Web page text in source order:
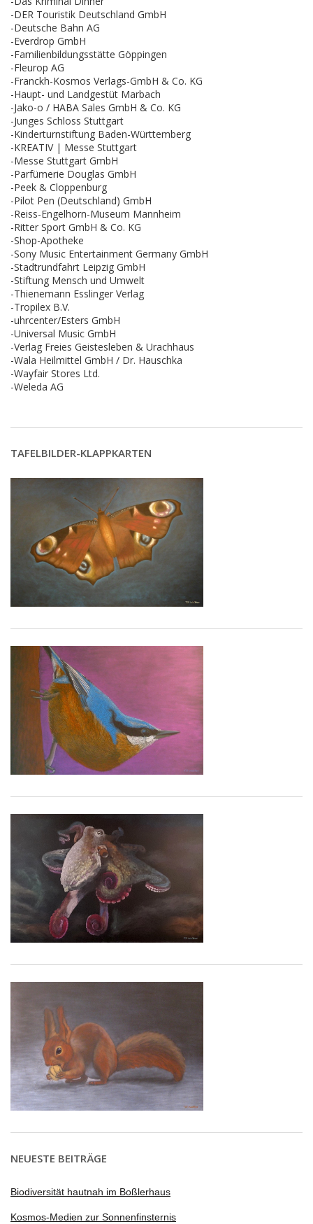
-DER Touristik Deutschland GmbH
-Deutsche Bahn AG
-Everdrop GmbH
-Familienbildungsstätte Göppingen
-Fleurop AG
-Franckh-Kosmos Verlags-GmbH & Co. KG
-Haupt- und Landgestüt Marbach
-Jako-o / HABA Sales GmbH & Co. KG
-Junges Schloss Stuttgart
-Kinderturnstiftung Baden-Württemberg
-KREATIV | Messe Stuttgart
-Messe Stuttgart GmbH
-Parfümerie Douglas GmbH
-Peek & Cloppenburg
-Pilot Pen (Deutschland) GmbH
-Reiss-Engelhorn-Museum Mannheim
-Ritter Sport GmbH & Co. KG
-Shop-Apotheke
-Sony Music Entertainment Germany GmbH
-Stadtrundfahrt Leipzig GmbH
-Stiftung Mensch und Umwelt
-Thienemann Esslinger Verlag
-Tropilex B.V.
-uhrcenter/Esters GmbH
-Universal Music GmbH
-Verlag Freies Geistesleben & Urachhaus
-Wala Heilmittel GmbH / Dr. Hauschka
-Wayfair Stores Ltd.
-Weleda AG
TAFELBILDER-KLAPPKARTEN
NEUESTE BEITRÄGE
Biodiversität hautnah im Boßlerhaus
Kosmos-Medien zur Sonnenfinsternis